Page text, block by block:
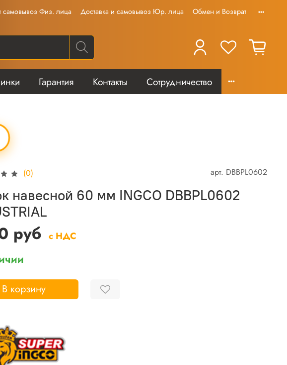
самовывоз Физ. лица Доставка и самовывоз Юр. лица Обмен и Возврат
Гарантия Контакты Сотрудничество
(0) арт. DBBPL0602
навесной 60 мм INGCO DBBPL0602
руб с НДС
В корзину